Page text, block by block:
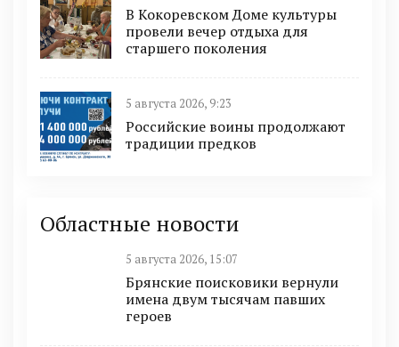
В Кокоревском Доме культуры
провели вечер отдыха для
старшего поколения
5 августа 2026, 9:23
Российские воины продолжают
традиции предков
Областные новости
5 августа 2026, 15:07
Брянские поисковики вернули
имена двум тысячам павших
героев